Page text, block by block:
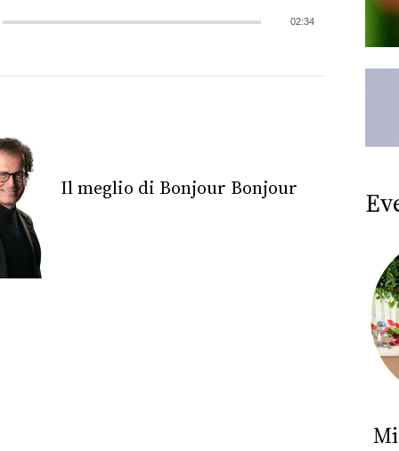
02:34
Il meglio di Bonjour Bonjour